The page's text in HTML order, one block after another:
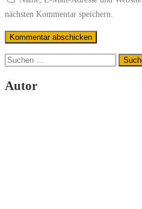
nächsten Kommentar speichern.
Suchen
Autor